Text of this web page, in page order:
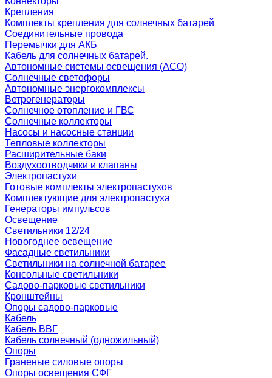
Крепления
Комплекты крепления для солнечных батарей
Соединительные провода
Перемычки для АКБ
Кабель для солнечных батарей.
Автономные системы освещения (АСО)
Солнечные светофоры
Автономные энергокомплексы
Ветрогенераторы
Солнечное отопление и ГВС
Солнечные коллекторы
Насосы и насосные станции
Тепловые коллекторы
Расширительные баки
Воздухоотводчики и клапаны
Электропастухи
Готовые комплекты электропастухов
Комплектующие для электропастуха
Генераторы импульсов
Освещение
Светильники 12/24
Новогоднее освещение
Фасадные светильники
Светильники на солнечной батарее
Консольные светильники
Садово-парковые светильники
Кронштейны
Опоры садово-парковые
Кабель
Кабель ВВГ
Кабель солнечный (одножильный)
Опоры
Граненые силовые опоры
Опоры освещения СФГ